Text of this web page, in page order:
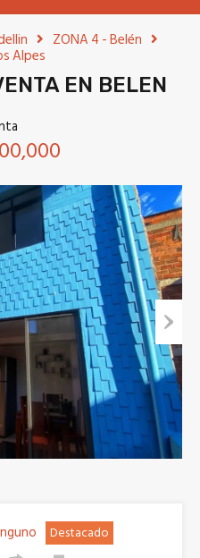
ZONA 4 - Belén
Alpes
EN BELEN
Next
Destacado